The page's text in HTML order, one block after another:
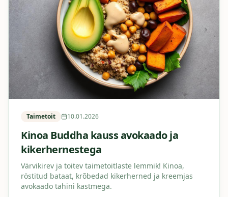
Taimetoit 10.01.2026
Kinoa Buddha kauss avokaado ja
kikerhernestega
Värvikirev ja toitev taimetoitlaste lemmik! Kinoa,
röstitud bataat, krõbedad kikerherned ja kreemjas
avokaado tahini kastmega.